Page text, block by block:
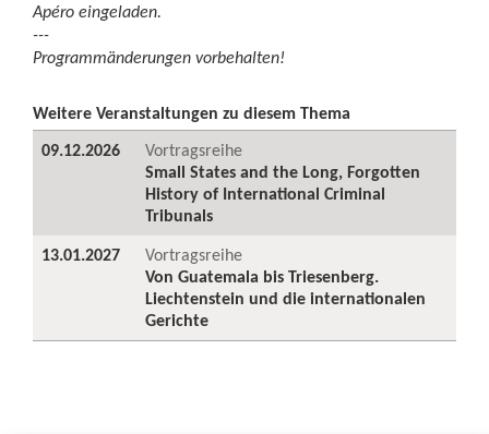
Apéro eingeladen.
---
Programmänderungen vorbehalten!
Weitere Veranstaltungen zu diesem Thema
09.12.2026
Vortragsreihe
Small States and the Long, Forgotten
History of International Criminal
Tribunals
13.01.2027
Vortragsreihe
Von Guatemala bis Triesenberg.
Liechtenstein und die internationalen
Gerichte